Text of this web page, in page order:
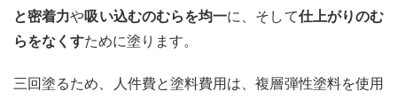
と密着力や吸い込むのむらを均一に、そして仕上がりのむ
らをなくすために塗ります。
三回塗るため、人件費と塗料費用は、複層弾性塗料を使用